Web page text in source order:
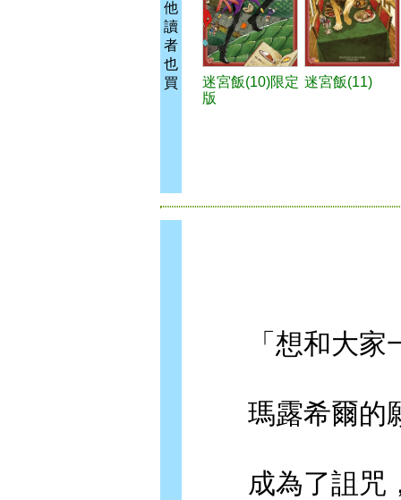
他
讀
者
也
買
迷宮飯(10)限定
版
迷宮飯(11)
「想和大家
瑪露希爾的願
成為了詛咒，